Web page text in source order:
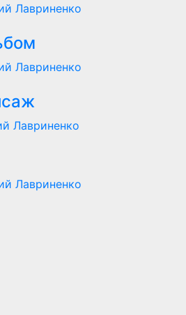
Лавриненко
Лавриненко
Лавриненко
Лавриненко